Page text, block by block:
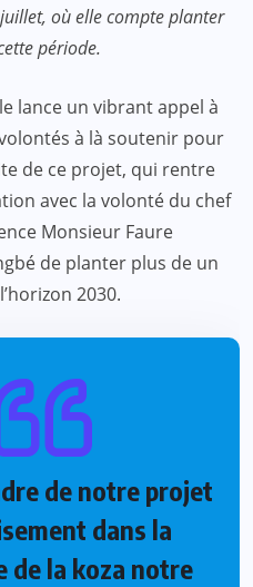
où elle compte planter
période.
lance un vibrant appel à
à là soutenir pour
de ce projet, qui rentre
avec la volonté du chef
Monsieur Faure
de planter plus de un
2030.
de notre projet
dans la
de la koza notre